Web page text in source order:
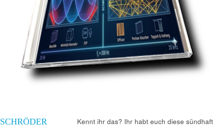
SCHRÖDER
Kennt ihr das? Ihr habt euch diese sündhaft